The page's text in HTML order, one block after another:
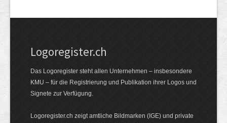
Logoregister.ch
Das Logoregister steht allen Unternehmen – insbesondere
KMU – für die Registrierung und Publikation ihrer Logos und
Signete zur Verfügung.
Logoregister.ch zeigt amtliche Bildmarken (IGE) und private